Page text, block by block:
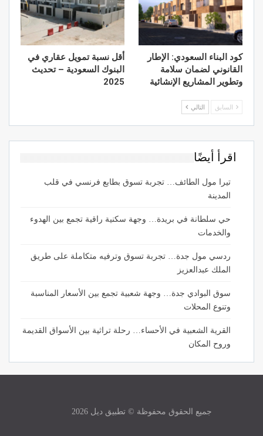
كود البناء السعودي: الإطار
القانوني لضمان سلامة
وتطوير المشاريع الإنشائية
أقل نسبة تمويل عقاري في
البنوك السعودية – تحديث
2025
السابق التالي
اقرأ أيضًا
تيرا مول الطائف… تجربة تسوق بطابع فرنسي في قلب
المدينة
حي سلطانة في بريدة… وجهة سكنية راقية تجمع بين الهدوء
والخدمات
ردسي مول جدة… تجربة تسوق وترفيه متكاملة على طريق
الملك عبدالعزيز
سوق البوادي جدة… وجهة شعبية تجمع بين الأسعار المناسبة
وتنوع المحلات
القرية الشعبية في الأحساء… رحلة تراثية بين الأسواق القديمة
وروح المكان
جميع الحقوق محفوظة © تطبيق ديل 2026